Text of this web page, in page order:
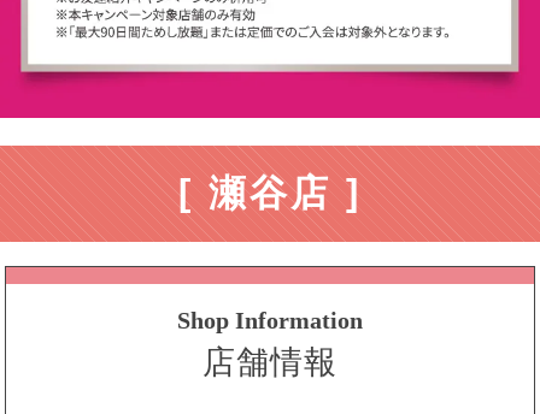
[ 瀬谷店 ]
Shop Information
店舗情報